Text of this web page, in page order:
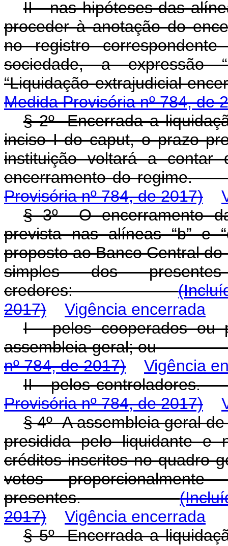
II - nas hipóteses das
proceder à anotação do
no registro
sociedade, a expressão
“Liquidação
Medida Provisória nº 784, de
§ 2º Encerrada a
inciso I do caput, o prazo
instituição voltará a
encerramento
Provisória nº 784, de 2017)
§ 3º O encerramento
prevista nas alíneas “b” e
proposto ao Banco Central
simples dos
credores:
2017)
Vigência encerrada
I - pelos cooperados ou
assembleia geral;
nº 784, de 2017)
Vigência
II - pelos
Provisória nº 784, de 2017)
§ 4º A assembleia geral
presidida pelo liquidante e
créditos inscritos no quadro
votos
presentes.
2017)
Vigência encerrada
§ 5º Encerrada a